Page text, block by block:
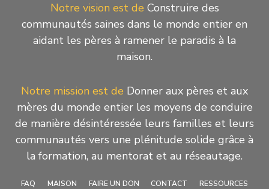
Notre vision est de Construire des
communautés saines dans le monde entier en
aidant les pères à ramener le paradis à la
maison.
Notre mission est de Donner aux pères et aux
mères du monde entier les moyens de conduire
de manière désintéressée leurs familles et leurs
communautés vers une plénitude solide grâce à
la formation, au mentorat et au réseautage.
FAQ MAISON FAIRE UN DON CONTACT
RESSOURCES